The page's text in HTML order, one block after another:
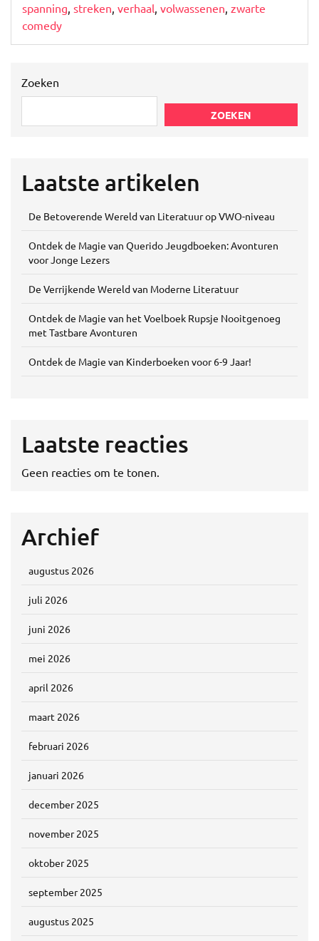
spanning, streken, verhaal, volwassenen, zwarte
comedy
Zoeken
ZOEKEN
Laatste artikelen
De Betoverende Wereld van Literatuur op VWO-niveau
Ontdek de Magie van Querido Jeugdboeken: Avonturen
voor Jonge Lezers
De Verrijkende Wereld van Moderne Literatuur
Ontdek de Magie van het Voelboek Rupsje Nooitgenoeg
met Tastbare Avonturen
Ontdek de Magie van Kinderboeken voor 6-9 Jaar!
Laatste reacties
Geen reacties om te tonen.
Archief
augustus 2026
juli 2026
juni 2026
mei 2026
april 2026
maart 2026
februari 2026
januari 2026
december 2025
november 2025
oktober 2025
september 2025
augustus 2025